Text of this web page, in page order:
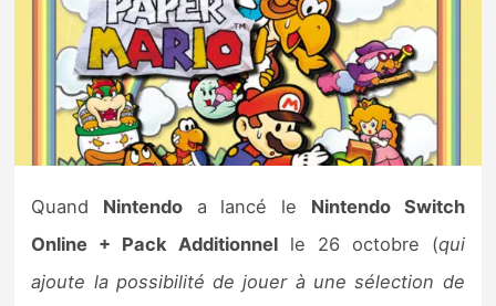
Rumeurs
Nintendo Direct
Tests et previews
Tests de jeux
Tests d’accessoires
Quand Nintendoa lancé le Nintendo Switch
Online + Pack Additionnel le 26 octobre (qui
ajoute la possibilité de jouer à une sélection de